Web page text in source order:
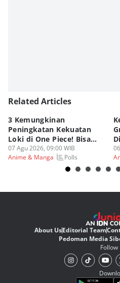
Related Articles
3 Kemungkinan
Peningkatan Kekuatan
Loki di One Piece! Bisa
Lebih OP?
07 Agu 2026, 09:00 WIB
Anime & Manga
Polls
About UsEditorial Team
Pedoman Media
Follow